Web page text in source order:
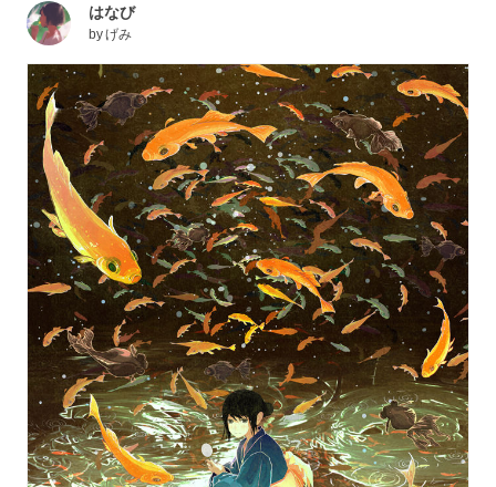
はなび
byげみ